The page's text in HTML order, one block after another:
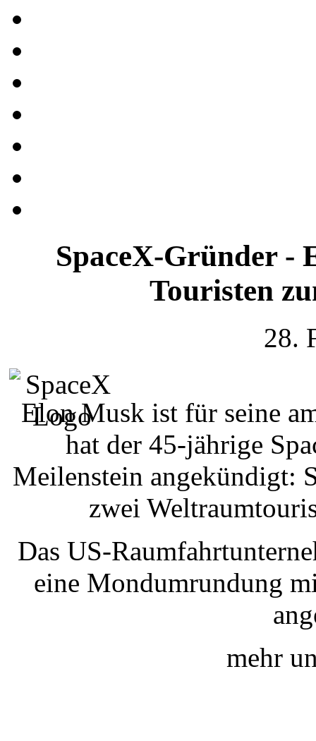
SpaceX-Gründer -
Touristen
28.
Elon Musk ist für seine
hat der 45-jährige
Meilenstein angekündigt:
zwei
Das US-
eine Mondumrundung
mehr